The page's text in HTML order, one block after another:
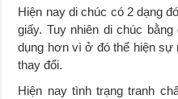
Hiện nay di chúc có 2 dạng
giấy. Tuy nhiên di chúc
dụng hơn vì ở đó thể hiện sự
thay đổi.
Hiện nay tình trạng tranh